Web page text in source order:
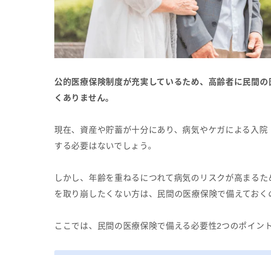
公的医療保険制度が充実しているため、高齢者に民間
くありません。
現在、資産や貯蓄が十分にあり、病気やケガによる入
する必要はないでしょう。
しかし、年齢を重ねるにつれて病気のリスクが高まる
を取り崩したくない方は、民間の医療保険で備えておく
ここでは、民間の医療保険で備える必要性2つのポイン